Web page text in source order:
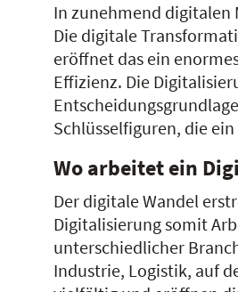
In zunehmend digitalen
Die digitale
eröffnet das ein
Effizienz. Die
Schlüsselfiguren, die
Wo arbeitet ein
Der digitale Wandel
Digitalisierung somit
unterschiedlicher
Industrie, Logistik, auf